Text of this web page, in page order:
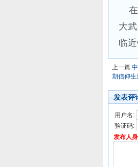
在
大
临
上一篇:
期信仰生
发表评
用户名:
验证码:
发布人